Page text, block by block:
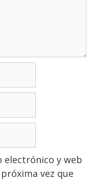
electrónico y web
vez que